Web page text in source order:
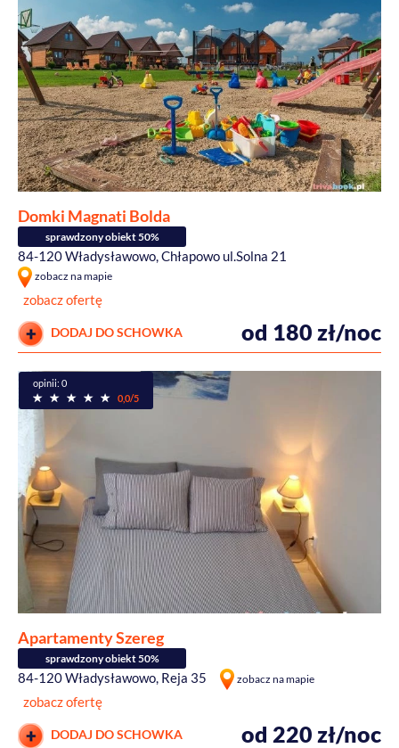
Domki Magnati Bolda
sprawdzony obiekt 50%
84-120 Władysławowo, Chłapowo ul.Solna 21
zobacz na mapie
zobacz ofertę
DODAJ DO SCHOWKA od 180 zł/noc
opinii: 0
0,0/5
Apartamenty Szereg
sprawdzony obiekt 50%
84-120 Władysławowo, Reja 35 zobacz na mapie
zobacz ofertę
DODAJ DO SCHOWKA od 220 zł/noc